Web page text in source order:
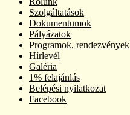
Szolgáltatások
Dokumentumok
Pályázatok
Programok, rendezvények
Hírlevél
Galéria
1% felajánlás
Belépési nyilatkozat
Facebook